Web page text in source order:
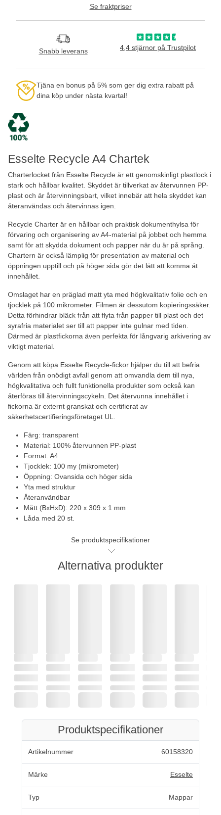
Esselte Recycle A4 Chartek
Charterlocket från Esselte Recycle är ett genomskinligt plastlock i
stark och hållbar kvalitet. Skyddet är tillverkat av återvunnen PP-
plast och är återvinningsbart, vilket innebär att hela skyddet kan
återanvändas och återvinnas igen.
Recycle Charter är en hållbar och praktisk dokumenthylsa för
förvaring och organisering av A4-material på jobbet och hemma
samt för att skydda dokument och papper när du är på språng.
Chartern är också lämplig för presentation av material och
öppningen upptill och på höger sida gör det lätt att komma åt
innehållet.
Omslaget har en präglad matt yta med högkvalitativ folie och en
tjocklek på 100 mikrometer. Filmen är dessutom kopieringssäker.
Detta förhindrar bläck från att flyta från papper till plast och det
syrafria materialet ser till att papper inte gulnar med tiden.
Därmed är plastfickorna även perfekta för långvarig arkivering av
viktigt material.
Genom att köpa Esselte Recycle-fickor hjälper du till att befria
världen från onödigt avfall genom att omvandla dem till nya,
högkvalitativa och fullt funktionella produkter som också kan
återföras till återvinningscykeln. Det återvunna innehållet i
fickorna är externt granskat och certifierat av
säkerhetscertifieringsföretaget UL.
Färg: transparent
Material: 100% återvunnen PP-plast
Format: A4
Tjocklek: 100 my (mikrometer)
Öppning: Ovansida och höger sida
Yta med struktur
Återanvändbar
Mått (BxHxD): 220 x 309 x 1 mm
Låda med 20 st.
Se produktspecifikationer
Se fraktpriser
Snabb leverans 4,4 stjärnor på Trustpilot
Tjäna en bonus på 5% som ger dig extra rabatt på
dina köp under nästa kvartal!
Alternativa produkter
Produktspecifikationer
Artikelnummer 60158320
Märke Esselte
Typ Mappar